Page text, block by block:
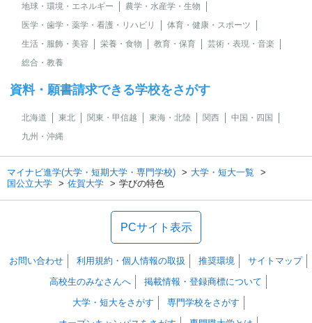
地球・環境・エネルギー
農学・水産学・生物
医学・歯学・薬学・看護・リハビリ
体育・健康・スポーツ
生活・服飾・美容
栄養・食物 教育・保育
芸術・表現・音楽
総合・教養
資料・願書請求できる学校をさがす
北海道 東北 関東・甲信越 東海・北陸 関西
中国・四国
九州・沖縄
マイナビ進学(大学・短期大学・専門学校)
大学・短大一覧
国公立大学
佐賀大学 学びの特色
PCサイト表示
お問い合わせ 利用規約・個人情報の取扱 推奨環境
サイトマップ
高校生のみなさんへ
掲載情報・登録商標について
大学・短大をさがす
専門学校をさがす